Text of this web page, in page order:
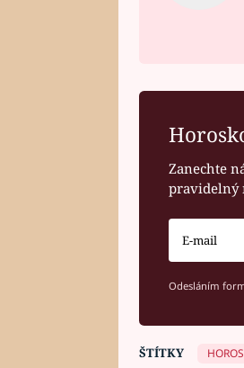
Zanechte
pravidelný
Odesláním
ŠTÍTKY